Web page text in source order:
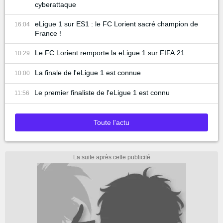
cyberattaque
16:04
eLigue 1 sur ES1 : le FC Lorient sacré champion de
France !
10:29 Le FC Lorient remporte la eLigue 1 sur FIFA 21
10:00 La finale de l'eLigue 1 est connue
11:56 Le premier finaliste de l'eLigue 1 est connu
Toute l'actu